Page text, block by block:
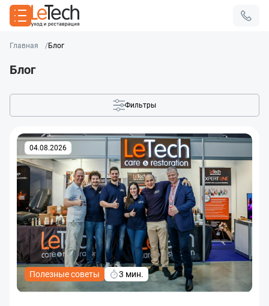
Главная Блог
Блог
Фильтры
04.08.2026
Полезные советы 3 мин.